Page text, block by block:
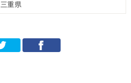
三重県